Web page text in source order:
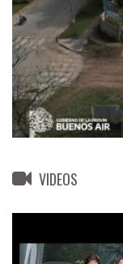
VIDEOS